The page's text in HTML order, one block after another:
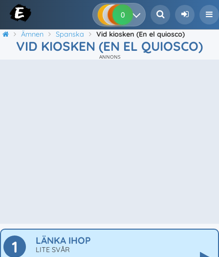
0 0 0
Ämnen Spanska Vid kiosken (En el quiosco)
VID KIOSKEN (EN EL QUIOSCO)
ANNONS
1 LÄNKA IHOP
LITE SVÅR